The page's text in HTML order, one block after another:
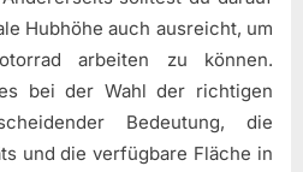
Hubhöhe auch ausreicht, um
arbeiten zu können.
bei der Wahl der richtigen
Bedeutung, die
und die verfügbare Fläche in